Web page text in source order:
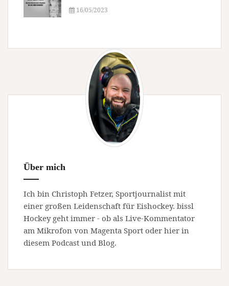
16/05/2023
Über mich
Ich bin Christoph Fetzer, Sportjournalist mit
einer großen Leidenschaft für Eishockey. bissl
Hockey geht immer - ob als Live-Kommentator
am Mikrofon von Magenta Sport oder hier in
diesem Podcast und Blog.